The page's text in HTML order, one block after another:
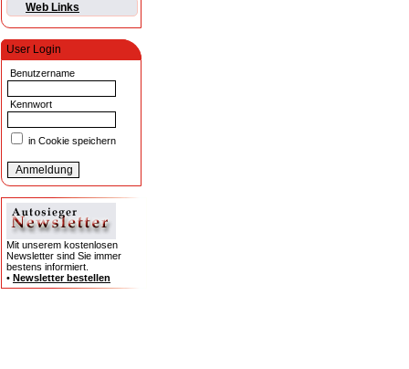
Web Links
User Login
Benutzername
Kennwort
in Cookie speichern
Mit unserem kostenlosen
Newsletter sind Sie immer
bestens informiert.
• Newsletter bestellen